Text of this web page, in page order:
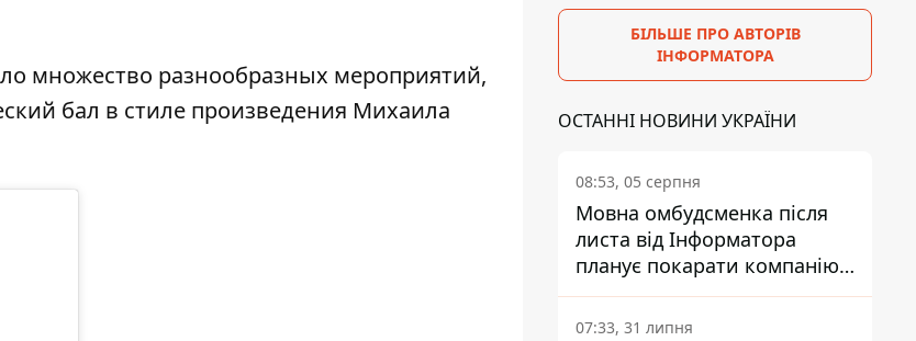
множество разнообразных мероприятий,
бал в стиле произведения Михаила
БІЛЬШЕ ПРО АВТОРІВ
ІНФОРМАТОРА
ОСТАННІ НОВИНИ УКРАЇНИ
08:53, 05 серпня
Мовна омбудсменка після
листа від Інформатора
планує покарати компанію-
підрядника ПриватБанку
07:33, 31 липня